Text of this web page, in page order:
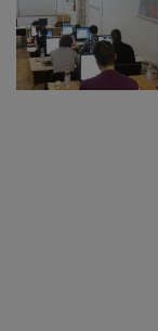
are loc între 14
6 august 2026
Ucrainei încă
veniturile
6 august 2026
Recital special
Pietrei